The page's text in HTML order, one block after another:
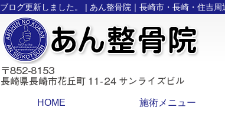
ブログ更新しました。 | あん整骨院｜長崎市・長崎・住吉
HOME 施術メニュー